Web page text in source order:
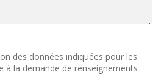
des données indiquées pour les
à la demande de renseignements